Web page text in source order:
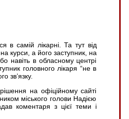
в самій лікарні. Та тут від
курси, а його заступник, на
навіть в обласному центрі
головного лікаря “не в
зв’язку.
на офіційному сайті
міського голови Надією
коментаря з цієї теми і